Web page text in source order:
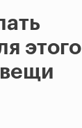
этого
вещи